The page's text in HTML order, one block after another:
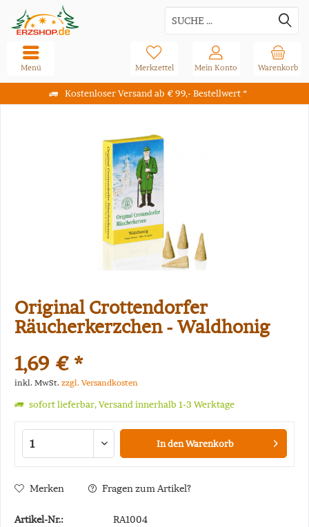
Kostenloser Versand ab € 99,- Bestellwert *
Warenkorb
Merkzettel Mein Konto
Menü
Original Crottendorfer
Räucherkerzchen - Waldhonig
1,69 € *
inkl. MwSt. zzgl. Versandkosten
sofort lieferbar, Versand innerhalb 1-3 Werktage
In denWarenkorb
Merken Fragen zum Artikel?
Artikel-Nr.:
RA1004